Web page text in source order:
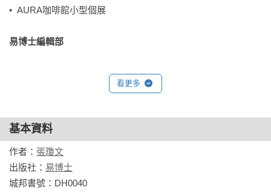
•  AURA咖啡館小型個展
易博士編輯部
看更多
基本資料
作者： 張瓊文
出版社： 易博士
城邦書號：DH0040